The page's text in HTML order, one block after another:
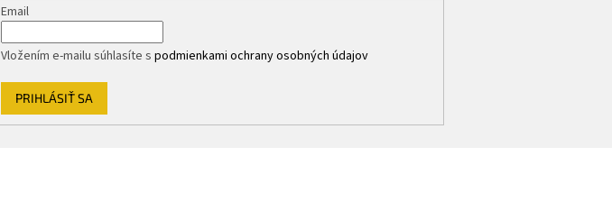
Email
Vložením e-mailu súhlasíte spodmienkami ochrany osobných údajov
PRIHLÁSIŤ SA